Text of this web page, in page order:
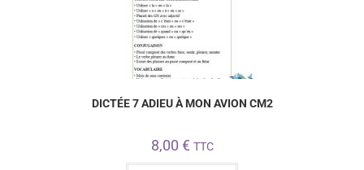
DICTÉE 7 ADIEU À MON AVION CM2
8,00 € TTC